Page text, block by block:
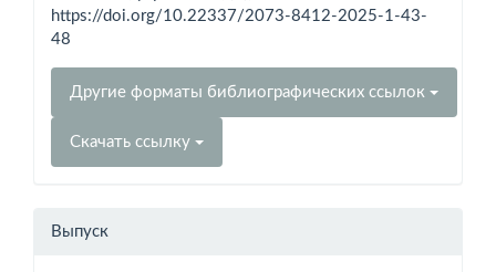
https://doi.org/10.22337/2073-8412-2025-1-43-
48
Другие форматы библиографических ссылок
Скачать ссылку
Выпуск